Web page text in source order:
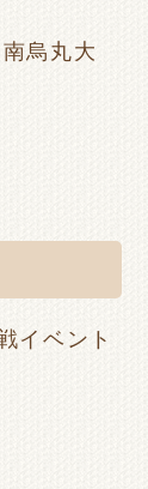
烏丸大
イベント